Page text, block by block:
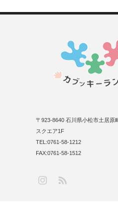
〒923-8640 石川県小松市土居
スクエア1F
TEL:0761-58-1212
FAX:0761-58-1512
Instagram